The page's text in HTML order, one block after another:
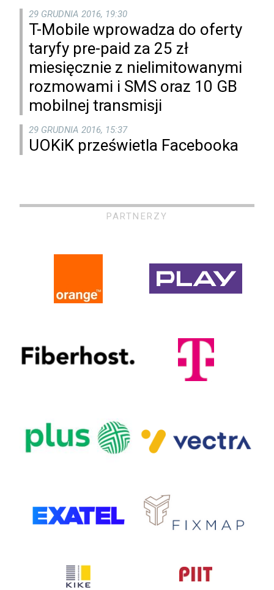
29 GRUDNIA 2016, 19:30
T-Mobile wprowadza do oferty
taryfy pre-paid za 25 zł
miesięcznie z nielimitowanymi
rozmowami i SMS oraz 10 GB
mobilnej transmisji
29 GRUDNIA 2016, 15:37
UOKiK prześwietla Facebooka
PARTNERZY